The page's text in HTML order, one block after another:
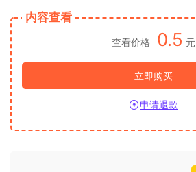
内容查看
查看价格 0.5 元
立即购买
申请退款